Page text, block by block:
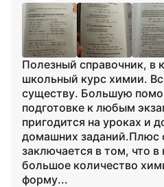
Полезный справочник, в
школьный курс химии.
существу. Большую
подготовке к любым
пригодится на уроках и
домашних заданий.Плюс
заключается в том, что
большое количество
форму...